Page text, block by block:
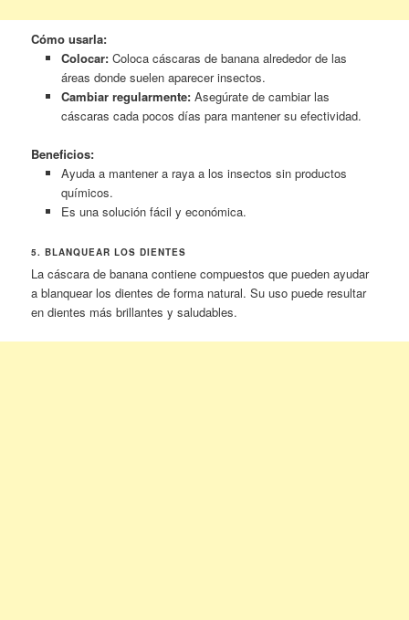
Cómo usarla:
Colocar:Coloca cáscaras de banana alrededor de las
áreas donde suelen aparecer insectos.
Cambiar regularmente:Asegúrate de cambiar las
cáscaras cada pocos días para mantener su efectividad.
Beneficios:
Ayuda a mantener a raya a los insectos sin productos
químicos.
Es una solución fácil y económica.
5. BLANQUEAR LOS DIENTES
La cáscara de banana contiene compuestos que pueden ayudar
a blanquear los dientes de forma natural. Su uso puede resultar
en dientes más brillantes y saludables.